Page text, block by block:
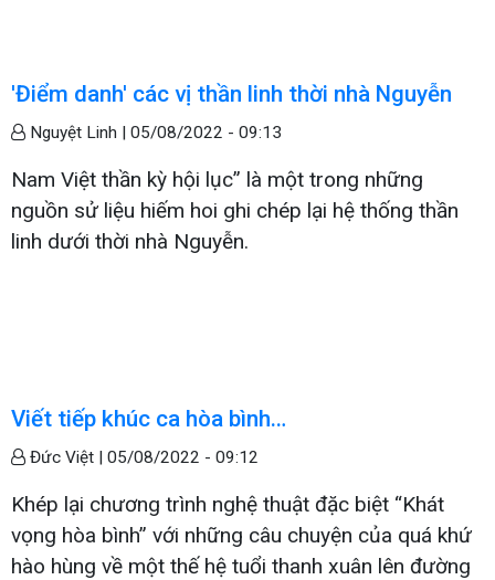
'Điểm danh' các vị thần linh thời nhà Nguyễn
Nguyệt Linh | 05/08/2022 - 09:13
Nam Việt thần kỳ hội lục” là một trong những
nguồn sử liệu hiếm hoi ghi chép lại hệ thống thần
linh dưới thời nhà Nguyễn.
Viết tiếp khúc ca hòa bình…
Đức Việt | 05/08/2022 - 09:12
Khép lại chương trình nghệ thuật đặc biệt “Khát
vọng hòa bình” với những câu chuyện của quá khứ
hào hùng về một thế hệ tuổi thanh xuân lên đường